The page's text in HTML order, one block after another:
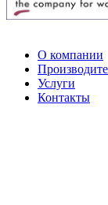
О компании
Услуги
Контакты